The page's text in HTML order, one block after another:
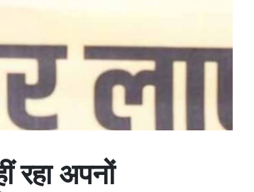
रहा अपनों